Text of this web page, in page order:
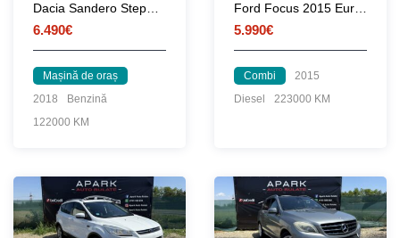
Dacia Sandero Stepway 2018 Benzina
6.490€
Mașină de oraș
2018
Benzină
122000 KM
Ford Focus 2015 Euro 6 1.5 TDCI 120 CP
5.990€
Combi
2015
Diesel
223000 KM